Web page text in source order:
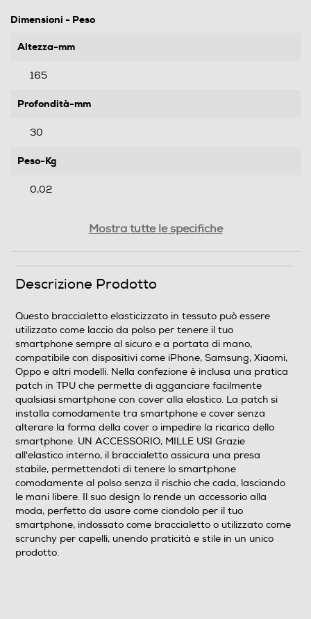
Dimensioni - Peso
Altezza-mm
165
Profondità-mm
30
Peso-Kg
0,02
Informazioni sulla sicurezza del prodotto
Mostra tutte le specifiche
Descrizione Prodotto
Questo braccialetto elasticizzato in tessuto può essere
utilizzato come laccio da polso per tenere il tuo
smartphone sempre al sicuro e a portata di mano,
compatibile con dispositivi come iPhone, Samsung, Xiaomi,
Oppo e altri modelli. Nella confezione è inclusa una pratica
patch in TPU che permette di agganciare facilmente
qualsiasi smartphone con cover alla elastico. La patch si
installa comodamente tra smartphone e cover senza
alterare la forma della cover o impedire la ricarica dello
smartphone. UN ACCESSORIO, MILLE USI Grazie
all'elastico interno, il braccialetto assicura una presa
stabile, permettendoti di tenere lo smartphone
comodamente al polso senza il rischio che cada, lasciando
le mani libere. Il suo design lo rende un accessorio alla
moda, perfetto da usare come ciondolo per il tuo
smartphone, indossato come braccialetto o utilizzato come
scrunchy per capelli, unendo praticità e stile in un unico
prodotto.